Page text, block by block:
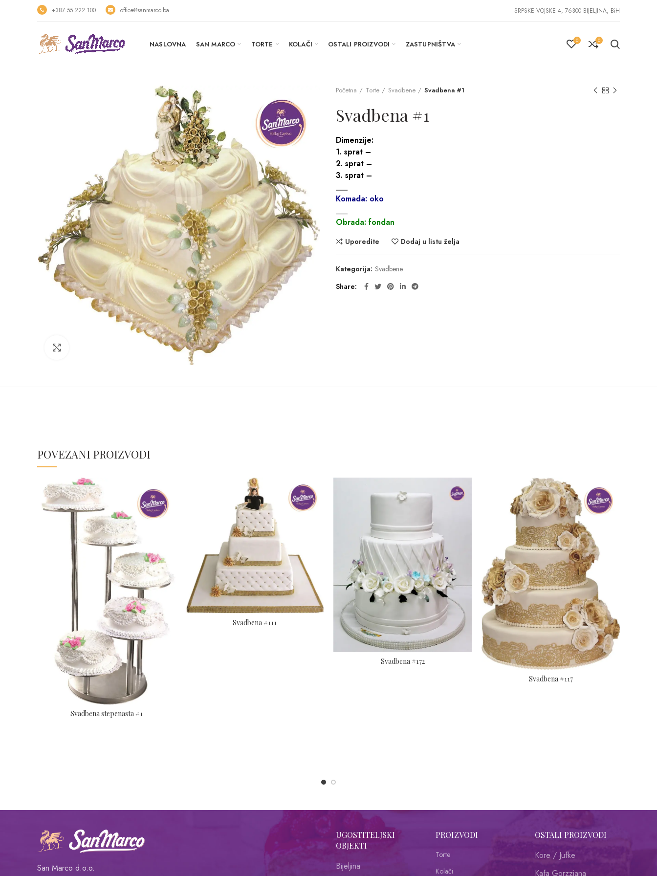
+387 55 222 100 office@sanmarco.ba SRPSKE VOJSKE 4, 76300 BIJELJINA, BiH
NASLOVNA SAN MARCO TORTE KOLAČI OSTALI PROIZVODI ZASTUPNIŠTVA 0 0
Početna Torte Svadbene Svadbena #1
Svadbena #1
Dimenzije:
1. sprat –
2. sprat –
3. sprat –
___
Komada: oko
Obrada: fondan
Uporedite Dodaj u listu želja
Kategorija: Svadbene
Share
POVEZANI PROIZVODI
Svadbena stepenasta #1
Svadbena #111
Svadbena #172
Svadbena #117
San Marco d.o.o.
UGOSTITELJSKI
OBJEKTI
Bijeljina
PROIZVODI
Torte
Kolači
OSTALI PROIZVODI
Kore / Jufke
Kafa Gorzziana